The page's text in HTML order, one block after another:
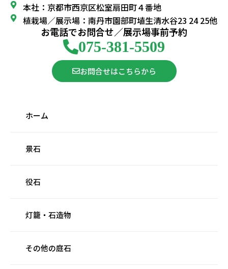
本社：京都市西京区松室扇田町４番地
植栽場／展示場：南丹市園部町埴生清水谷23 24 25他
お電話でお問合せ／展示場事前予約
075-381-5509
お問合せはこちらから
ホーム
景石
役石
灯籠・石造物
その他の庭石